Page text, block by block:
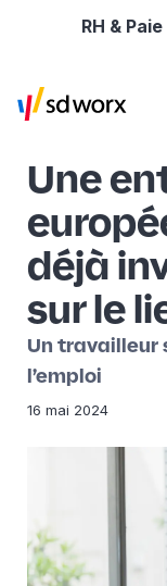
RH & Paie
Une
déjà
sur le
Un travailleur
l’emploi
16 mai 2024